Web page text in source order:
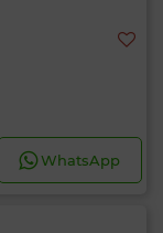
WhatsApp